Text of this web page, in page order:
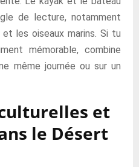
de lecture, notamment
les oiseaux marins. Si tu
mémorable, combine
même journée ou sur un
et
le Désert